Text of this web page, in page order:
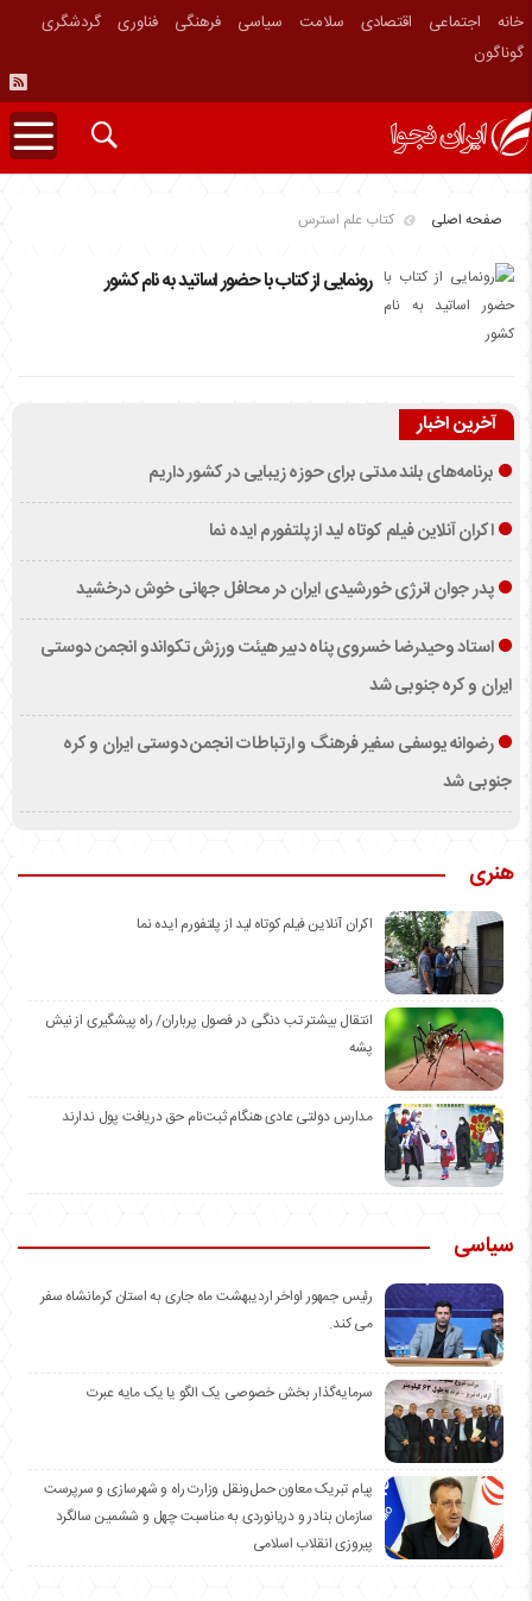
خانه اجتماعی اقتصادی سلامت سیاسی فرهنگی فناوری
گردشگری
گوناگون
صفحه اصلی کتاب علم استرس
رونمایی از کتاب با حضور اساتید به نام کشور
آخرین اخبار
برنامه‌های بلند مدتی برای حوزه زیبایی در کشور داریم
اکران آنلاین فیلم کوتاه لید از پلتفورم ایده نما
پدر جوان انرژی خورشیدی ایران در محافل جهانی خوش درخشید
استاد وحیدرضا خسروی پناه دبیر هیئت ورزش تکواندو انجمن دوستی
ایران و کره جنوبی شد
رضوانه یوسفی سفیر فرهنگ و ارتباطات انجمن دوستی ایران و کره
جنوبی شد
هنری
اکران آنلاین فیلم کوتاه لید از پلتفورم ایده نما
انتقال بیشتر تب دنگی در فصول پرباران/ راه پیشگیری از نیش
پشه
مدارس دولتی عادی هنگام ثبت‌نام حق دریافت پول ندارند
سیاسی
رئیس جمهور اواخر اردیبهشت ماه جاری به استان کرمانشاه سفر
می کند.
سرمایه‌گذار بخش خصوصی یک الگو یا یک مایه عبرت
️پیام تبریک معاون حمل‌ونقل وزارت راه و شهرسازی و سرپرست
سازمان بنادر و دریانوردی به مناسبت چهل و ششمین سالگرد
پیروزی انقلاب اسلامی